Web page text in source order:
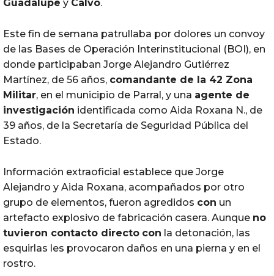
Guadalupe y Calvo.
Este fin de semana patrullaba por dolores un convoy
de las Bases de Operación Interinstitucional (BOI), en
donde participaban Jorge Alejandro Gutiérrez
Martínez, de 56 años, comandante de la 42 Zona
Militar, en el municipio de Parral, y una agente de
investigación identificada como Aida Roxana N., de
39 años, de la Secretaría de Seguridad Pública del
Estado.
Información extraoficial establece que Jorge
Alejandro y Aida Roxana, acompañados por otro
grupo de elementos, fueron agredidos con un
artefacto explosivo de fabricación casera. Aunque no
tuvieron contacto directo con la detonación, las
esquirlas les provocaron daños en una pierna y en el
rostro.